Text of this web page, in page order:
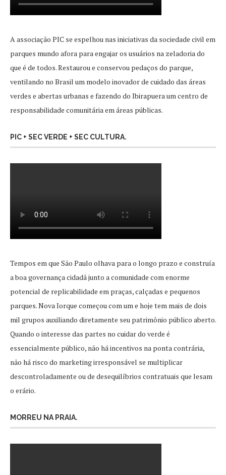
A associação PIC se espelhou nas iniciativas da sociedade civil em
parques mundo afora para engajar os usuários na zeladoria do
que é de todos. Restaurou e conservou pedaços do parque,
ventilando no Brasil um modelo inovador de cuidado das áreas
verdes e abertas urbanas e fazendo do Ibirapuera um centro de
responsabilidade comunitária em áreas públicas.
PIC + SEC VERDE + SEC CULTURA.
Tempos em que São Paulo olhava para o longo prazo e construía
a boa governança cidadã junto a comunidade com enorme
potencial de replicabilidade em praças, calçadas e pequenos
parques. Nova Iorque começou com um e hoje tem mais de dois
mil grupos auxiliando diretamente seu patrimônio público aberto.
Quando o interesse das partes no cuidar do verde é
essencialmente público, não há incentivos na ponta contrária,
não há risco do marketing irresponsável se multiplicar
descontroladamente ou de desequilíbrios contratuais que lesam
o erário.
MORREU NA PRAIA.